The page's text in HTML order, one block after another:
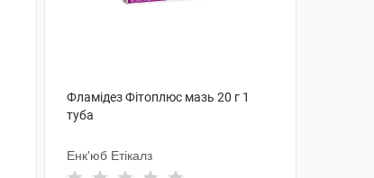
Фламідез Фітоплюс мазь 20 г 1
туба
Енк'юб Етікалз